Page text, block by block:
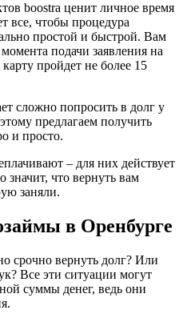
boostra ценит личное время
все, чтобы процедура
простой и быстрой. Вам
подачи заявления на
пройдет не более 15
сложно попросить в долг у
предлагаем получить
и просто.
– для них действует
значит, что вернуть вам
заняли.
в Оренбурге
срочно вернуть долг? Или
Все эти ситуации могут
суммы денег, ведь они